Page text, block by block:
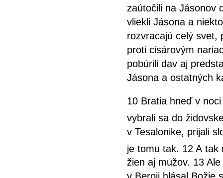
zaútočili na Jásonov
vliekli Jásona a
rozvracajú celý svet,
proti cisárovým
pobúrili dav aj
Jásona a ostatných
10 Bratia hneď v
vybrali sa do
v Tesalonike, prijali
je tomu tak. 12 A tak
žien aj mužov. 13